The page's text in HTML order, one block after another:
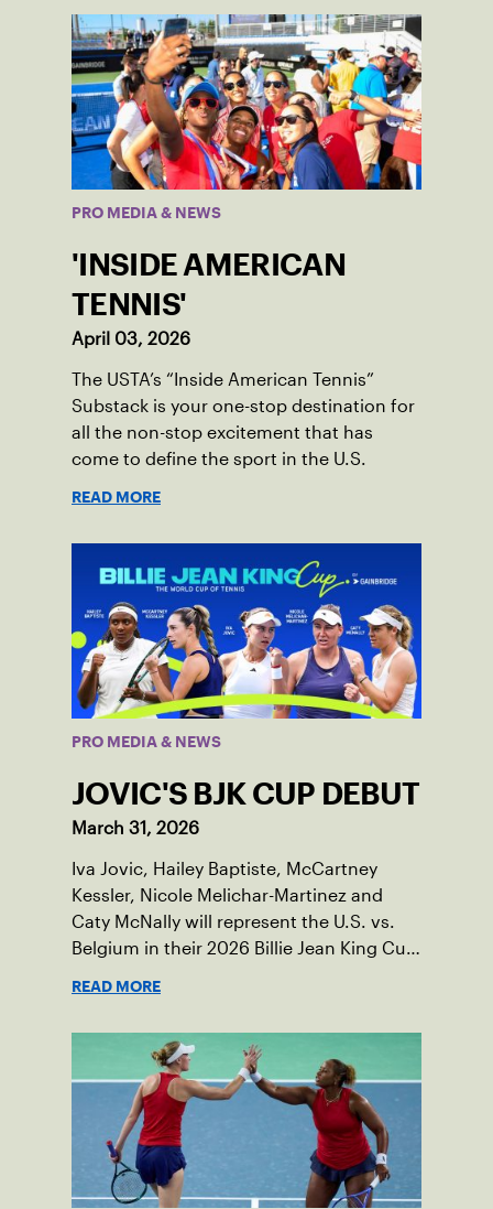
PRO MEDIA & NEWS
'INSIDE AMERICAN
TENNIS'
April 03, 2026
The USTA’s “Inside American Tennis”
Substack is your one-stop destination for
all the non-stop excitement that has
come to define the sport in the U.S.
READ MORE
PRO MEDIA & NEWS
JOVIC'S BJK CUP DEBUT
March 31, 2026
Iva Jovic, Hailey Baptiste, McCartney
Kessler, Nicole Melichar-Martinez and
Caty McNally will represent the U.S. vs.
Belgium in their 2026 Billie Jean King Cup
READ MORE